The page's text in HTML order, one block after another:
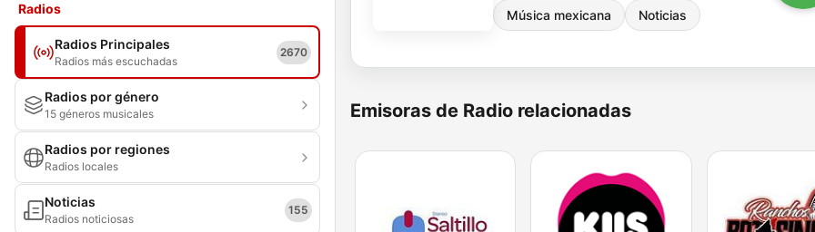
Radios
Radios Principales
Radios más escuchadas
2670
Radios por género
15 géneros musicales
Radios por regiones
Radios locales
Noticias
Radios noticiosas
155
Música mexicana Noticias
Emisoras de Radio relacionadas